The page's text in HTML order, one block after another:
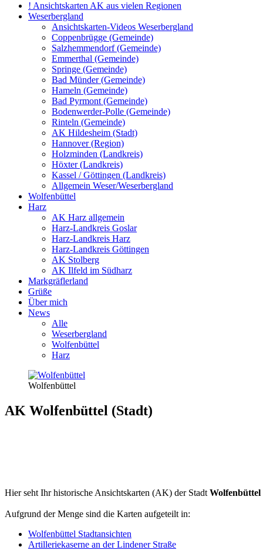
! Ansichtskarten AK aus vielen Regionen
Weserbergland
Ansichtskarten-Videos Weserbergland
Coppenbrügge (Gemeinde)
Salzhemmendorf (Gemeinde)
Emmerthal (Gemeinde)
Springe (Gemeinde)
Bad Münder (Gemeinde)
Hameln (Gemeinde)
Bad Pyrmont (Gemeinde)
Bodenwerder-Polle (Gemeinde)
Rinteln (Gemeinde)
AK Hildesheim (Stadt)
Hannover (Region)
Holzminden (Landkreis)
Höxter (Landkreis)
Kassel / Göttingen (Landkreis)
Allgemein Weser/Weserbergland
Wolfenbüttel
Harz
AK Harz allgemein
Harz-Landkreis Goslar
Harz-Landkreis Harz
Harz-Landkreis Göttingen
AK Stolberg
AK Ilfeld im Südharz
Markgräflerland
Grüße
Über mich
News
Alle
Weserbergland
Wolfenbüttel
Harz
Wolfenbüttel
AK Wolfenbüttel (Stadt)
Hier seht Ihr historische Ansichtskarten (AK) der Stadt Wolfenbüttel
Aufgrund der Menge sind die Karten aufgeteilt in:
Wolfenbüttel Stadtansichten
Artilleriekaserne an der Lindener Straße